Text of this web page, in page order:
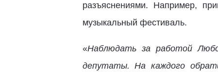
разъяснениями. Например,
музыкальный фестиваль.
«Наблюдать за работой
депутаты. На каждого